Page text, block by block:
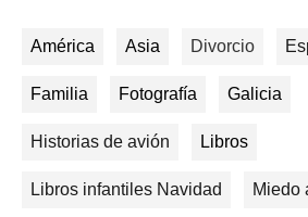
América Asia Divorcio
Familia Fotografía Galicia
Historias de avión Libros
Libros infantiles Navidad Miedo